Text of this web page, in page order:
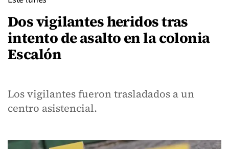
Dos vigilantes heridos tras
intento de asalto en la colonia
Escalón
Los vigilantes fueron trasladados a un
centro asistencial.